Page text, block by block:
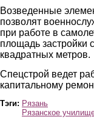
Возведенные
позволят
при работе в
площадь застройки
квадратных метров.
Спецстрой ведет
капитальному
Тэги: Рязань
Рязанское